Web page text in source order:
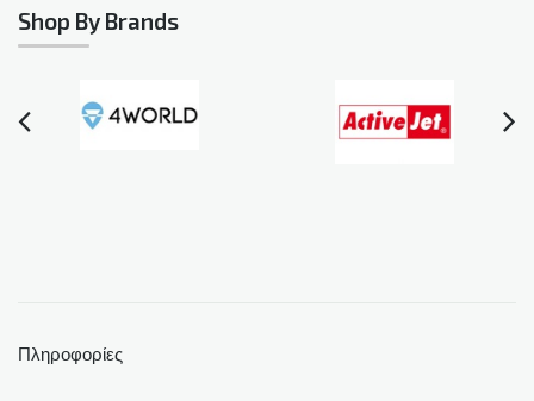
Shop By Brands
Πληροφορίες